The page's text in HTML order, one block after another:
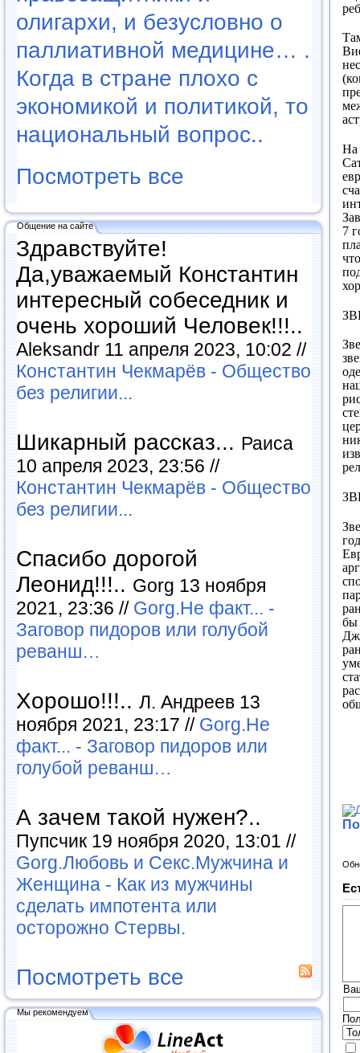
олигархи, и безусловно о
паллиативной медицине… .
Когда в стране плохо с
экономикой и политикой, то
национальный вопрос..
Посмотреть все
Общение на сайте
Здравствуйте!
Да,уважаемый Константин
интересный собеседник и
очень хороший Человек!!!..
Aleksandr 11 апреля 2023, 10:02 //
Константин Чекмарёв - Общество
без религии...
Шикарный рассказ... Раиса
10 апреля 2023, 23:56 //
Константин Чекмарёв - Общество
без религии...
Спасибо дорогой
Леонид!!!.. Gorg 13 ноября
2021, 23:36 // Gorg.Не факт... -
Заговор пидоров или голубой
реванш…
Хорошо!!!.. Л. Андреев 13
ноября 2021, 23:17 // Gorg.Не
факт... - Заговор пидоров или
голубой реванш…
А зачем такой нужен?..
Пупсчик 19 ноября 2020, 13:01 //
Gorg.Любовь и Секс.Мужчина и
Женщина - Как из мужчины
сделать импотента или
осторожно Стервы.
Посмотреть все
Мы рекомендуем
На
7
бы